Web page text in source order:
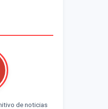
de noticias